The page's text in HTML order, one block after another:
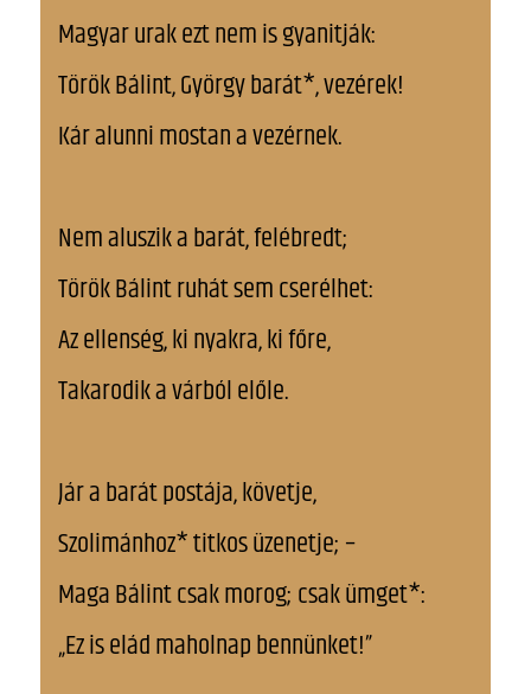
Magyar urak ezt nem is gyanitják:
Török Bálint, György barát*, vezérek!
Kár alunni mostan a vezérnek.
Nem aluszik a barát, felébredt;
Török Bálint ruhát sem cserélhet:
Az ellenség, ki nyakra, ki főre,
Takarodik a várból előle.
Jár a barát postája, követje,
Szolimánhoz* titkos üzenetje; –
Maga Bálint csak morog; csak ümget*:
„Ez is elád maholnap bennünket!”